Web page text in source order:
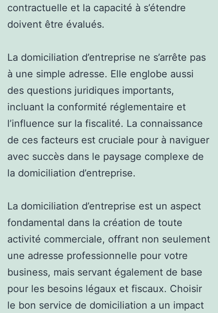
contractuelle et la capacité à s’étendre
doivent être évalués.
La domiciliation d’entreprise ne s’arrête pas
à une simple adresse. Elle englobe aussi
des questions juridiques importants,
incluant la conformité réglementaire et
l’influence sur la fiscalité. La connaissance
de ces facteurs est cruciale pour à naviguer
avec succès dans le paysage complexe de
la domiciliation d’entreprise.
La domiciliation d’entreprise est un aspect
fondamental dans la création de toute
activité commerciale, offrant non seulement
une adresse professionnelle pour votre
business, mais servant également de base
pour les besoins légaux et fiscaux. Choisir
le bon service de domiciliation a un impact